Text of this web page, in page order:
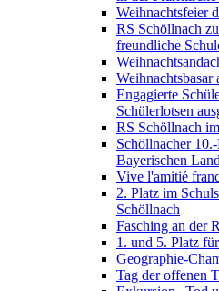
Weihnachtsfeier
RS Schöllnach
freundliche
Weihnachtsbasar
Engagierte
Schülerlotsen
RS Schöllnach
Schöllnacher
Bayerischen
Vive l'amitié
2. Platz im
Schöllnach
Fasching an der
1. und 5. Platz
Geographie-
Tag der offenen